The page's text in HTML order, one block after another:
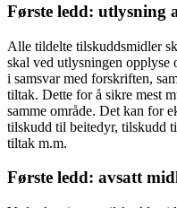
Første ledd: utlysning
Alle tildelte tilskuddsmidler
skal ved utlysningen
i samsvar med forskriften,
tiltak. Dette for å sikre mest
samme område. Det kan for
tilskudd til beitedyr, tilskudd
tiltak m.m.
Første ledd: avsatt